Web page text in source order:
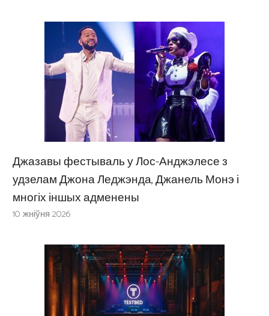
Джазавы фестываль у Лос-Анджэлесе з
удзелам Джона Леджэнда, Джанель Монэ і
многіх іншых адменены
10 жніўня 2026